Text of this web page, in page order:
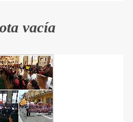
vacía